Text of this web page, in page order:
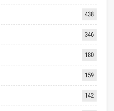
438
346
180
159
142